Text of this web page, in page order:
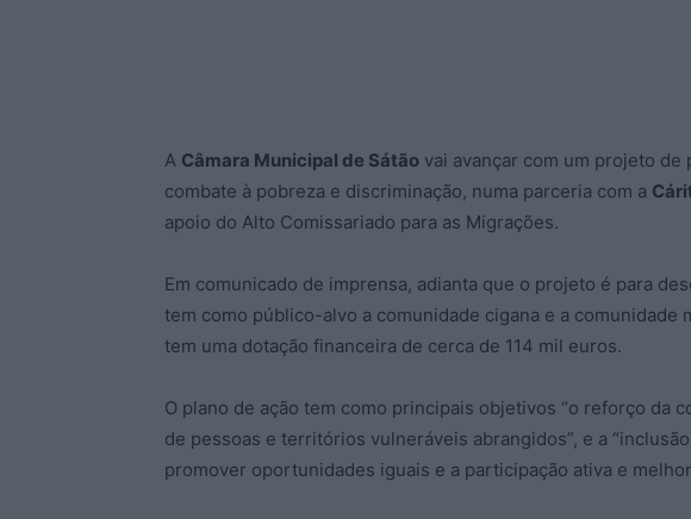
A Câmara Municipal de Sátão vai avançar com um projeto
combate à pobreza e discriminação, numa parceria com a
apoio do Alto Comissariado para as Migrações.
Em comunicado de imprensa, adianta que o projeto é para
tem como público-alvo a comunidade cigana e a comunidade
tem uma dotação financeira de cerca de 114 mil euros.
O plano de ação tem como principais objetivos “o reforço da
de pessoas e territórios vulneráveis abrangidos”, e a
promover oportunidades iguais e a participação ativa e